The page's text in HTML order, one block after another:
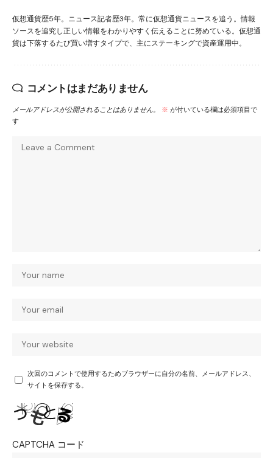
仮想通貨歴5年。ニュース記者歴3年。常に仮想通貨ニュースを追う。情報
ソースを追究し正しい情報をわかりやすく伝えることに努めている。仮想通
貨は下落するたび買い増すタイプで、主にステーキングで資産運用中。
コメントはまだありません
メールアドレスが公開されることはありません。 ※ が付いている欄は必須項目で
す
次回のコメントで使用するためブラウザーに自分の名前、メールアドレス、
サイトを保存する。
CAPTCHA コード